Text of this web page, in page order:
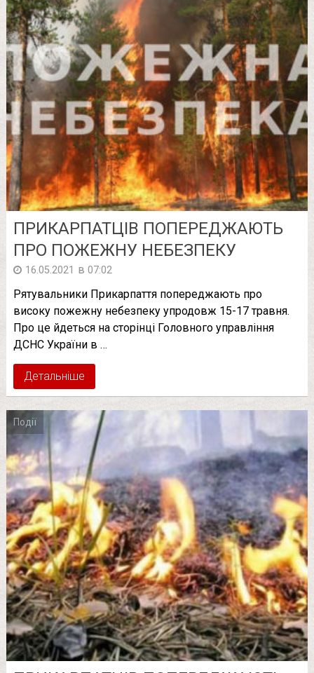
ПРИКАРПАТЦІВ ПОПЕРЕДЖАЮТЬ
ПРО ПОЖЕЖНУ НЕБЕЗПЕКУ
16.05.2021 в 07:02
Рятувальники Прикарпаття попереджають про
високу пожежну небезпеку упродовж 15-17 травня.
Про це йдеться на сторінці Головного управління
ДСНС України в …
Детальніше
Події